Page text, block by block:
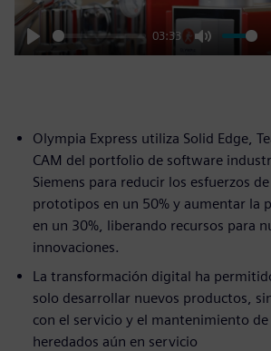
Play
03:33
Mute
Olympia Express utiliza Solid Edge,
CAM del portfolio de software
Siemens para reducir los esfuerzos
prototipos en un 50% y aumentar la
en un 30%, liberando recursos para
innovaciones.
La transformación digital ha
solo desarrollar nuevos productos,
con el servicio y el mantenimiento
heredados aún en servicio